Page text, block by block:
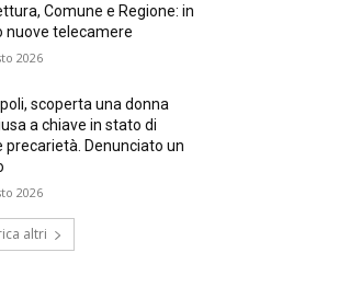
Comune e Regione: in
nuove telecamere
2026
scoperta una donna
a chiave in stato di
precarietà. Denunciato un
2026
altri